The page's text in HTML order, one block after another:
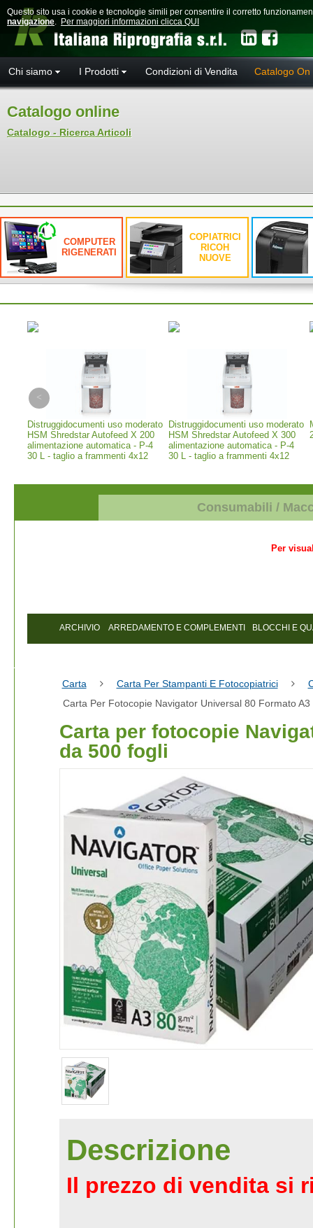
Questo sito usa i cookie e tecnologie simili per consentire il corretto
navigazione. Per maggiori informazioni clicca QUI
Chi siamo I Prodotti Condizioni di Vendita Catalogo On
Catalogo online
Catalogo - Ricerca Articoli
COMPUTER
RIGENERATI
COPIATRICI
RICOH
NUOVE
Distruggidocumenti uso moderato
HSM Shredstar Autofeed X 200
alimentazione automatica - P-4
30 L - taglio a frammenti 4x12
Distruggidocumenti uso moderato
HSM Shredstar Autofeed X 300
alimentazione automatica - P-4
30 L - taglio a frammenti 4x12
Consumabili /
Per
ARCHIVIO ARREDAMENTO E COMPLEMENTI BLOCCHI E
Carta Carta Per Stampanti E Fotocopiatrici
Carta Per Fotocopie Navigator Universal 80 Formato
Carta per fotocopie
da 500 fogli
Descrizione
Il prezzo di vendita si